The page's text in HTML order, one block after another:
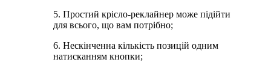
5. Простий крісло-реклайнер може підійти
для всього, що вам потрібно;
6. Нескінченна кількість позицій одним
натисканням кнопки;